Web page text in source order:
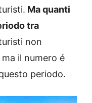
Ma quanti
tra
non
il numero é
periodo.